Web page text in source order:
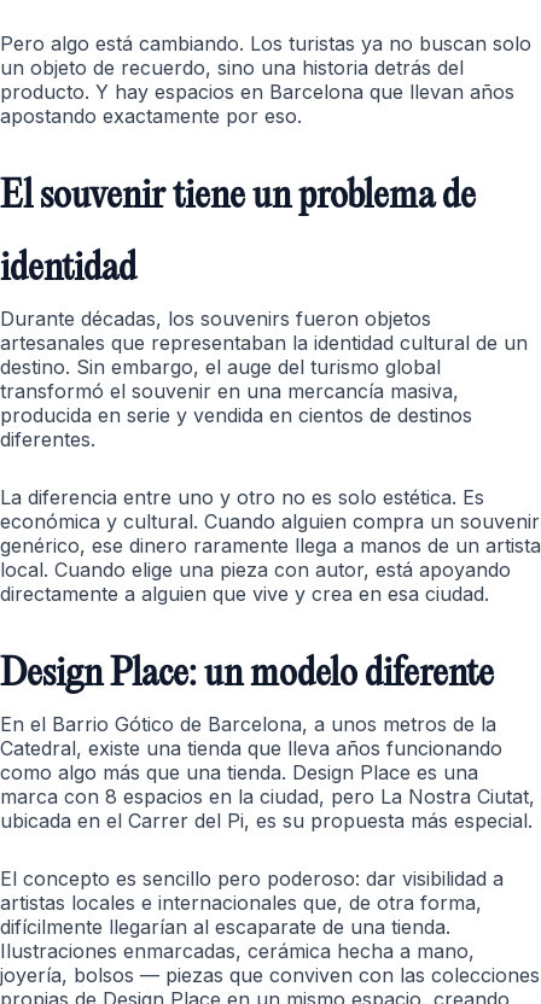
Pero algo está cambiando. Los turistas ya no buscan solo
un objeto de recuerdo, sino una historia detrás del
producto. Y hay espacios en Barcelona que llevan años
apostando exactamente por eso.
El souvenir tiene un problema de
identidad
Durante décadas, los souvenirs fueron objetos
artesanales que representaban la identidad cultural de un
destino. Sin embargo, el auge del turismo global
transformó el souvenir en una mercancía masiva,
producida en serie y vendida en cientos de destinos
diferentes.
La diferencia entre uno y otro no es solo estética. Es
económica y cultural. Cuando alguien compra un souvenir
genérico, ese dinero raramente llega a manos de un artista
local. Cuando elige una pieza con autor, está apoyando
directamente a alguien que vive y crea en esa ciudad.
Design Place: un modelo diferente
En el Barrio Gótico de Barcelona, a unos metros de la
Catedral, existe una tienda que lleva años funcionando
como algo más que una tienda. Design Place es una
marca con 8 espacios en la ciudad, pero La Nostra Ciutat,
ubicada en el Carrer del Pi, es su propuesta más especial.
El concepto es sencillo pero poderoso: dar visibilidad a
artistas locales e internacionales que, de otra forma,
difícilmente llegarían al escaparate de una tienda.
Ilustraciones enmarcadas, cerámica hecha a mano,
joyería, bolsos — piezas que conviven con las colecciones